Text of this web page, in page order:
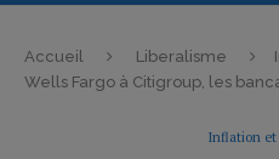
Accueil Liberalisme
Wells Fargo à Citigroup, les
Inflation et